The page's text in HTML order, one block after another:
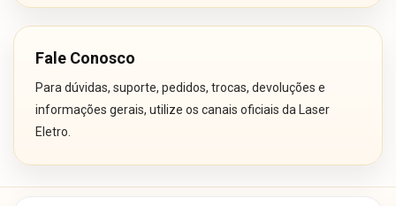
Fale Conosco
Para dúvidas, suporte, pedidos, trocas, devoluções e
informações gerais, utilize os canais oficiais da Laser
Eletro.